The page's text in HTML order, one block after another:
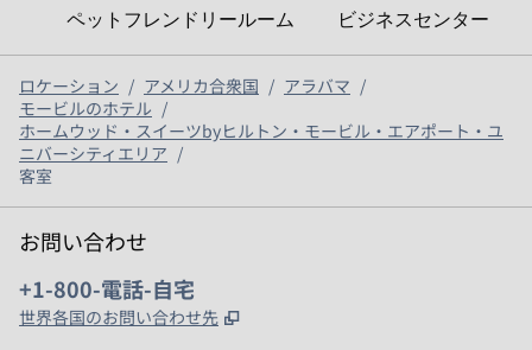
ペットフレンドリールーム
ビジネスセンター
ロケーション / アメリカ合衆国 / アラバマ /
モービルのホテル /
ホームウッド・スイーツbyヒルトン・モービル・エアポート・ユ
ニバーシティエリア /
客室
お問い合わせ
電話：
+1-800-電話-自宅
世界各国のお問い合わせ先 ,